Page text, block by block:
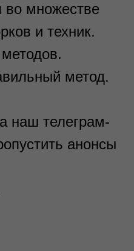
во множестве
и техник.
метод.
наш телеграм-
анонсы